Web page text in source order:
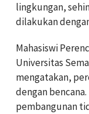
lingkungan,
dilakukan
Mahasiswi
Universitas
mengatakan,
dengan
pembangunan